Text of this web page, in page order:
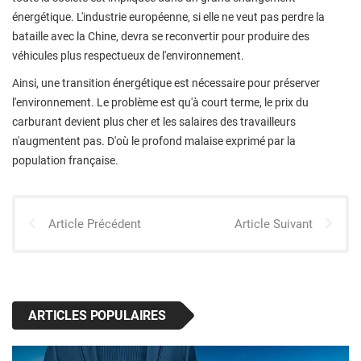
énergétique. L'industrie européenne, si elle ne veut pas perdre la
bataille avec la Chine, devra se reconvertir pour produire des
véhicules plus respectueux de l'environnement.
Ainsi, une transition énergétique est nécessaire pour préserver
l'environnement. Le problème est qu'à court terme, le prix du
carburant devient plus cher et les salaires des travailleurs
n'augmentent pas. D'où le profond malaise exprimé par la
population française.
Article Précédent Article Suivant
ARTICLES POPULAIRES